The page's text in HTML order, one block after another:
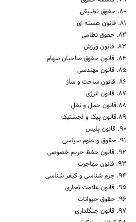
80. حقوق تطبیقی
81. قانون هسته ای
82. حقوق نظامی
83. قانون ورزش
84. قانون حقوق صاحبان سهام
85. قانون مهندسی
86. قانون ساخت و ساز
87. قانون انرژی
88.قانون حمل و نقل
89.قانون پیک و لجستیک
90. قانون پلیس
91. حقوق و علوم سیاسی
92. قانون حفظ حریم خصوصی
93. قانون مهاجرت
94. جرم شناسی و کیفر شناسی
95. قانون علامت تجاری
96. حقوق حیوانات
97. قانون جنگلداری